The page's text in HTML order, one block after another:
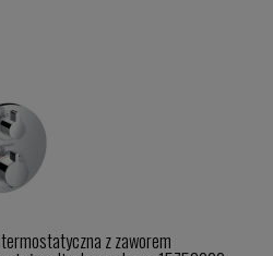
z zaworem